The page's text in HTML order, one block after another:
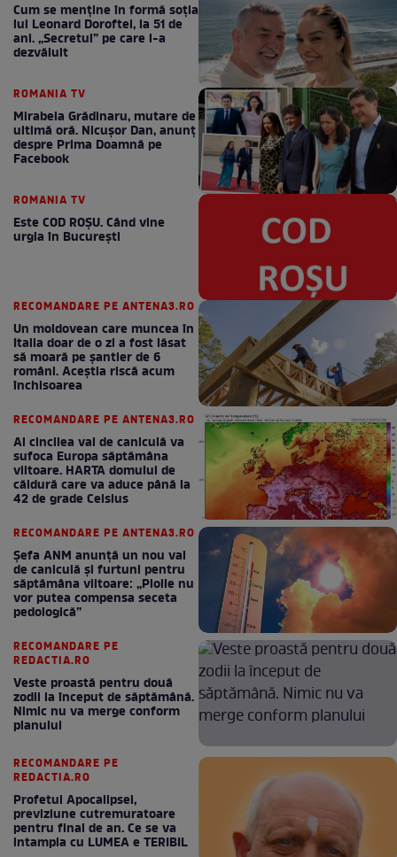
Cum se menţine în formă soţia
lui Leonard Doroftei, la 51 de
ani. „Secretul” pe care l-a
dezvăluit
ROMANIA TV
Mirabela Grădinaru, mutare de
ultimă oră. Nicuşor Dan, anunţ
despre Prima Doamnă pe
Facebook
ROMANIA TV
Este COD ROŞU. Când vine
urgia în Bucureşti
RECOMANDARE PE ANTENA3.RO
Un moldovean care muncea în
Italia doar de o zi a fost lăsat
să moară pe şantier de 6
români. Aceștia riscă acum
închisoarea
RECOMANDARE PE ANTENA3.RO
Al cincilea val de caniculă va
sufoca Europa săptămâna
viitoare. HARTA domului de
căldură care va aduce până la
42 de grade Celsius
RECOMANDARE PE ANTENA3.RO
Șefa ANM anunță un nou val
de caniculă și furtuni pentru
săptămâna viitoare: „Ploile nu
vor putea compensa seceta
pedologică”
RECOMANDARE PE
REDACTIA.RO
Veste proastă pentru două
zodii la început de săptămână.
Nimic nu va merge conform
planului
RECOMANDARE PE
REDACTIA.RO
Profetul Apocalipsei,
previziune cutremuratoare
pentru final de an. Ce se va
intampla cu LUMEA e TERIBIL